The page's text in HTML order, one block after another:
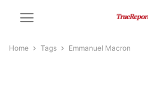
Home Tags Emmanuel Macron